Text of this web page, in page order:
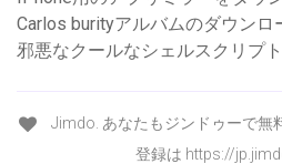
Carlos burityアルバムのダウンロ
邪悪なクールなシェルスクリプ
Jimdo. あなたもジンドゥーで無
登録は https://